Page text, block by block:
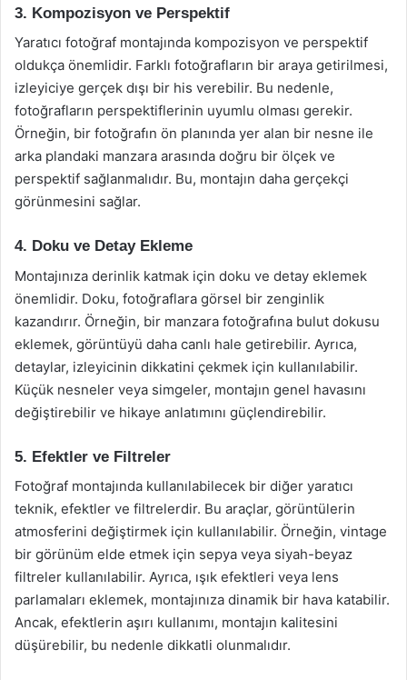
3. Kompozisyon ve Perspektif
Yaratıcı fotoğraf montajında kompozisyon ve perspektif
oldukça önemlidir. Farklı fotoğrafların bir araya getirilmesi,
izleyiciye gerçek dışı bir his verebilir. Bu nedenle,
fotoğrafların perspektiflerinin uyumlu olması gerekir.
Örneğin, bir fotoğrafın ön planında yer alan bir nesne ile
arka plandaki manzara arasında doğru bir ölçek ve
perspektif sağlanmalıdır. Bu, montajın daha gerçekçi
görünmesini sağlar.
4. Doku ve Detay Ekleme
Montajınıza derinlik katmak için doku ve detay eklemek
önemlidir. Doku, fotoğraflara görsel bir zenginlik
kazandırır. Örneğin, bir manzara fotoğrafına bulut dokusu
eklemek, görüntüyü daha canlı hale getirebilir. Ayrıca,
detaylar, izleyicinin dikkatini çekmek için kullanılabilir.
Küçük nesneler veya simgeler, montajın genel havasını
değiştirebilir ve hikaye anlatımını güçlendirebilir.
5. Efektler ve Filtreler
Fotoğraf montajında kullanılabilecek bir diğer yaratıcı
teknik, efektler ve filtrelerdir. Bu araçlar, görüntülerin
atmosferini değiştirmek için kullanılabilir. Örneğin, vintage
bir görünüm elde etmek için sepya veya siyah-beyaz
filtreler kullanılabilir. Ayrıca, ışık efektleri veya lens
parlamaları eklemek, montajınıza dinamik bir hava katabilir.
Ancak, efektlerin aşırı kullanımı, montajın kalitesini
düşürebilir, bu nedenle dikkatli olunmalıdır.